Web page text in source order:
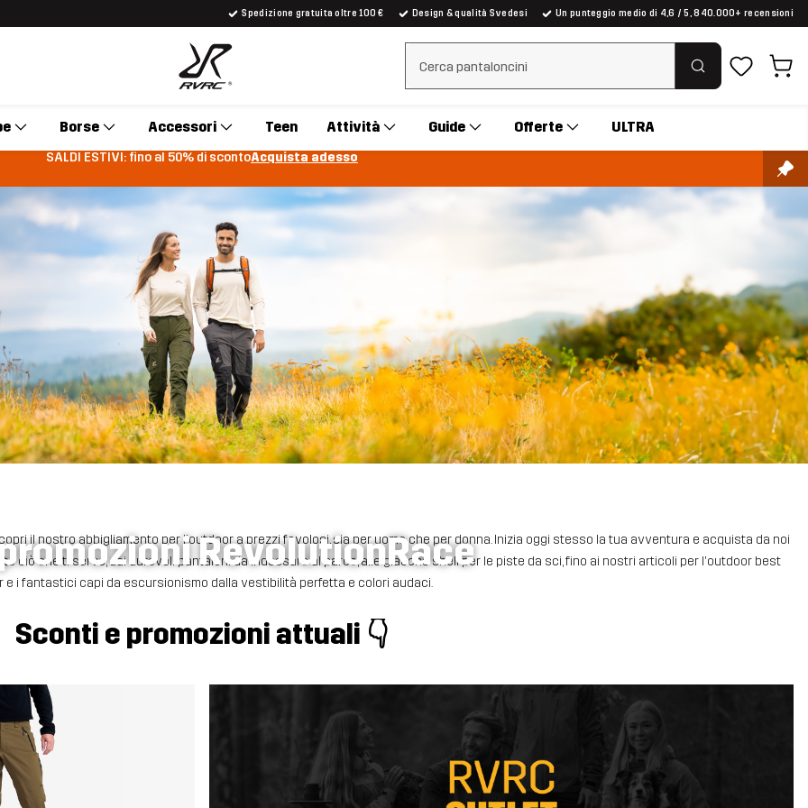
Spedizione gratuita oltre 100 € Design & qualità Svedesi Un punteggio medio di 4,6 / 5, 840.000+ recensioni
Cancella ricerca
Borse Accessori Teen Attività Guide Offerte ULTRA
SALDI ESTIVI: fino al 50% di scontoAcquista adesso
RevolutionRace
il nostro abbigliamento per l'outdoor a prezzi favolosi, sia per uomo che per donna. Inizia oggi stesso la tua avventura e acquista da noi
ciò che ti serve, dai durevoli pantaloni da indossare al parco, alle giacche shell per le piste da sci, fino ai nostri articoli per l'outdoor best
e i fantastici capi da escursionismo dalla vestibilità perfetta e colori audaci.
Sconti e promozioni attuali 👇